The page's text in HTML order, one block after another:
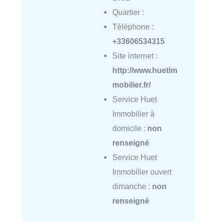
Quartier :
Téléphone :
+33606534315
Site internet :
http://www.huetim
mobilier.fr/
Service Huet
Immobilier à
domicile : non
renseigné
Service Huet
Immobilier ouvert
dimanche : non
renseigné